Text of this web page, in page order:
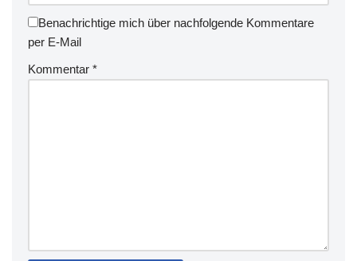
Benachrichtige mich über nachfolgende Kommentare
per E-Mail
Kommentar *